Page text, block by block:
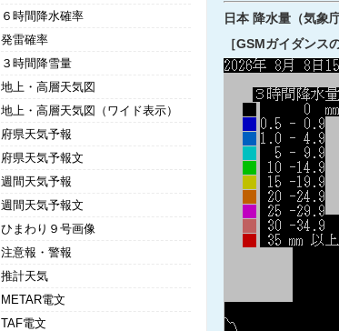
日本 降水量（気象
［GSMガイダンス
６時間降水確率
発雷確率
３時間降雪量
地上・高層天気図
地上・高層天気図（ワイド表示）
府県天気予報
府県天気予報文
週間天気予報
週間天気予報文
ひまわり９号画像
注意報・警報
推計天気
METAR電文
TAF電文